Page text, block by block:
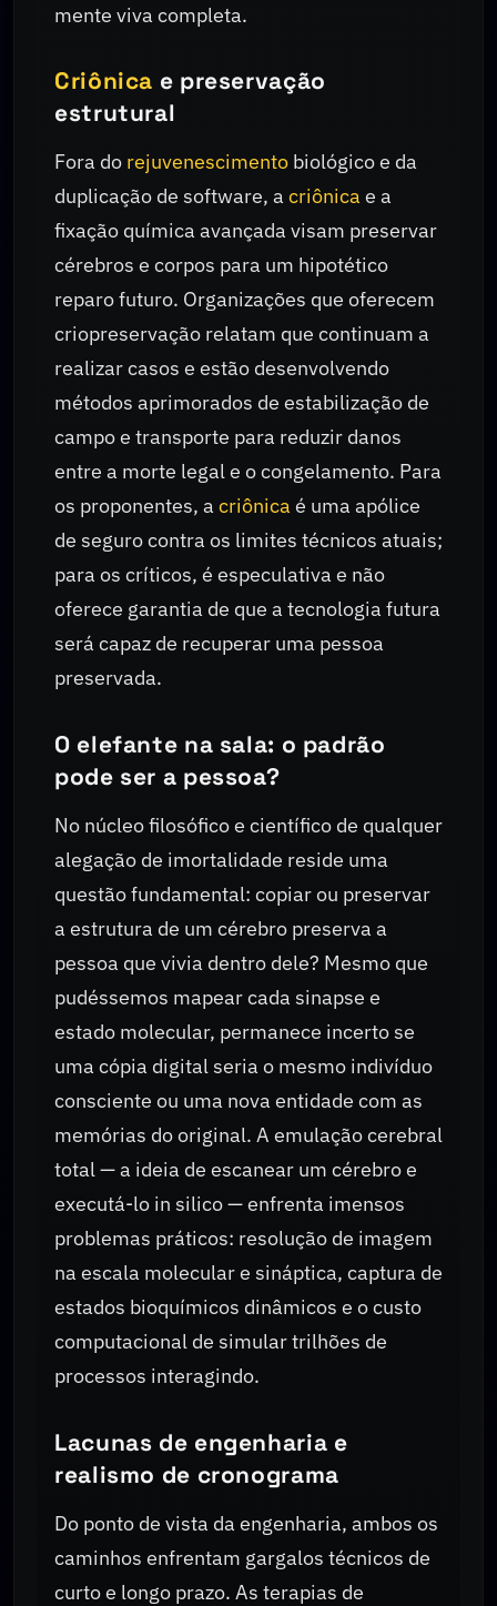
mente viva completa.
Criônica e preservação
estrutural
Fora do rejuvenescimento biológico e da
duplicação de software, a criônica e a
fixação química avançada visam preservar
cérebros e corpos para um hipotético
reparo futuro. Organizações que oferecem
criopreservação relatam que continuam a
realizar casos e estão desenvolvendo
métodos aprimorados de estabilização de
campo e transporte para reduzir danos
entre a morte legal e o congelamento. Para
os proponentes, a criônica é uma apólice
de seguro contra os limites técnicos atuais;
para os críticos, é especulativa e não
oferece garantia de que a tecnologia futura
será capaz de recuperar uma pessoa
preservada.
O elefante na sala: o padrão
pode ser a pessoa?
No núcleo filosófico e científico de qualquer
alegação de imortalidade reside uma
questão fundamental: copiar ou preservar
a estrutura de um cérebro preserva a
pessoa que vivia dentro dele? Mesmo que
pudéssemos mapear cada sinapse e
estado molecular, permanece incerto se
uma cópia digital seria o mesmo indivíduo
consciente ou uma nova entidade com as
memórias do original. A emulação cerebral
total — a ideia de escanear um cérebro e
executá-lo in silico — enfrenta imensos
problemas práticos: resolução de imagem
na escala molecular e sináptica, captura de
estados bioquímicos dinâmicos e o custo
computacional de simular trilhões de
processos interagindo.
Lacunas de engenharia e
realismo de cronograma
Do ponto de vista da engenharia, ambos os
caminhos enfrentam gargalos técnicos de
curto e longo prazo. As terapias de